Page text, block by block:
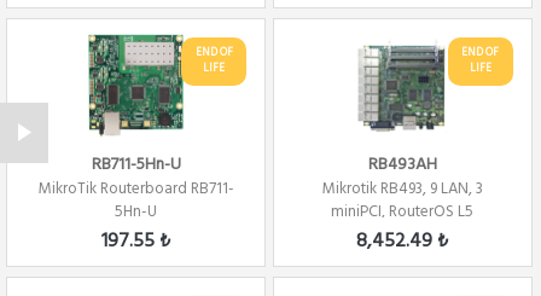
END OF
LIFE
RB711-5Hn-U
MikroTik Routerboard RB711-
5Hn-U
197.55 ₺
END OF
LIFE
RB493AH
Mikrotik RB493, 9 LAN, 3
miniPCI, RouterOS L5
8,452.49 ₺